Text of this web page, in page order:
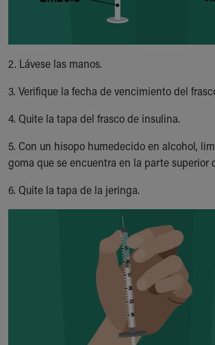
Our Mission, Vision, Promise
Community Mission
Connect With Us
Newsroom
Our Leadership
Quality and Patient Safety
Unity and Engagement
Women's Board
More childhood, please.™
Cincinnati Children's
MyChart Telehealth Visits
Financial Services
Rest Accommodations
2. Lávese las manos.
3. Verifique la fecha de vencimiento del
4. Quite la tapa del frasco de insulina.
5. Con un hisopo humedecido en alcohol,
goma que se encuentra en la parte superior
6. Quite la tapa de la jeringa.